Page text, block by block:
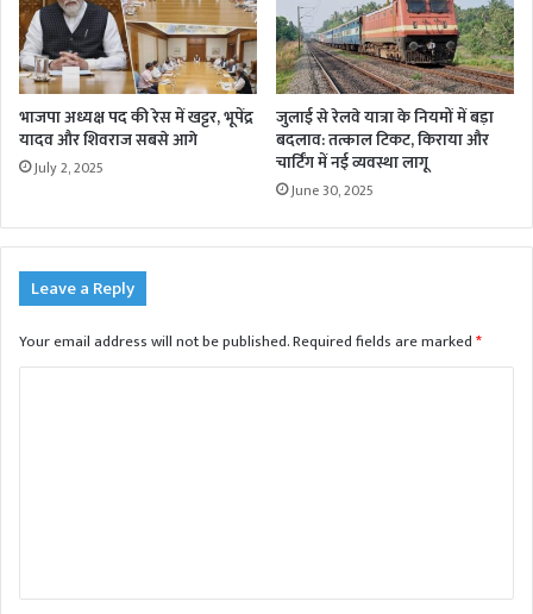
भाजपा अध्यक्ष पद की रेस में खट्टर, भूपेंद्र
यादव और शिवराज सबसे आगे
July 2, 2025
जुलाई से रेलवे यात्रा के नियमों में बड़ा
बदलाव: तत्काल टिकट, किराया और
चार्टिंग में नई व्यवस्था लागू
June 30, 2025
Leave a Reply
Your email address will not be published.Required fields are marked*
t